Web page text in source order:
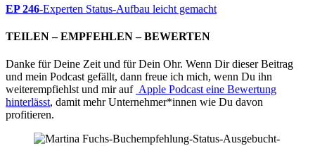
EP 246-Experten Status-Aufbau leicht gemacht
TEILEN – EMPFEHLEN – BEWERTEN
Danke für Deine Zeit und für Dein Ohr. Wenn Dir dieser Beitrag
und mein Podcast gefällt, dann freue ich mich, wenn Du ihn
weiterempfiehlst und mir auf Apple Podcast eine Bewertung
hinterlässt, damit mehr Unternehmer*innen wie Du davon
profitieren.